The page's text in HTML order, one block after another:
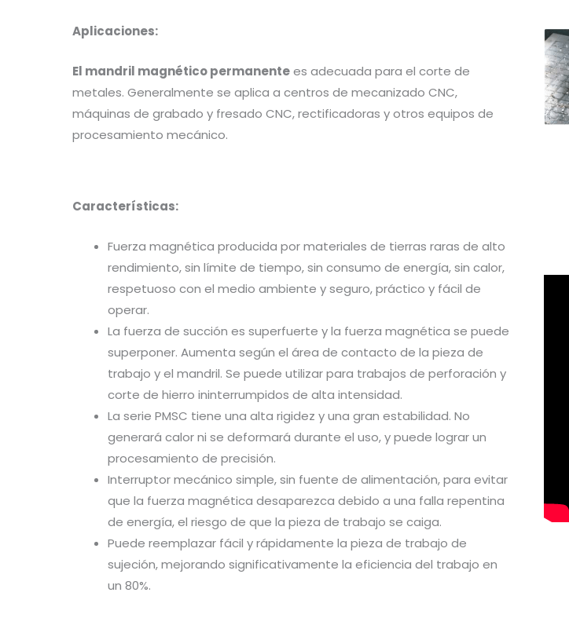
Aplicaciones:
El mandril magnético permanentees adecuada para el corte de
metales. Generalmente se aplica a centros de mecanizado CNC,
máquinas de grabado y fresado CNC, rectificadoras y otros equipos de
procesamiento mecánico.
Características:
Fuerza magnética producida por materiales de tierras raras de alto
rendimiento, sin límite de tiempo, sin consumo de energía, sin calor,
respetuoso con el medio ambiente y seguro, práctico y fácil de
operar.
La fuerza de succión es superfuerte y la fuerza magnética se puede
superponer. Aumenta según el área de contacto de la pieza de
trabajo y el mandril. Se puede utilizar para trabajos de perforación y
corte de hierro ininterrumpidos de alta intensidad.
La serie PMSC tiene una alta rigidez y una gran estabilidad. No
generará calor ni se deformará durante el uso, y puede lograr un
procesamiento de precisión.
Interruptor mecánico simple, sin fuente de alimentación, para evitar
que la fuerza magnética desaparezca debido a una falla repentina
de energía, el riesgo de que la pieza de trabajo se caiga.
Puede reemplazar fácil y rápidamente la pieza de trabajo de
sujeción, mejorando significativamente la eficiencia del trabajo en
un 80%.